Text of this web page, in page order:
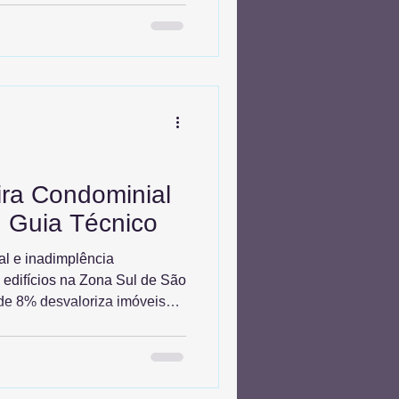
bem como excessos
Com governança,
formais e transparência
Condominial
Guia Técnico
e inadimplência
na Zona Sul de São
8% desvaloriza imóveis
penhora da unidade,
transformam a gestão